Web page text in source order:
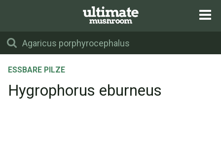
ESSBARE PILZE
Hygrophorus eburneus